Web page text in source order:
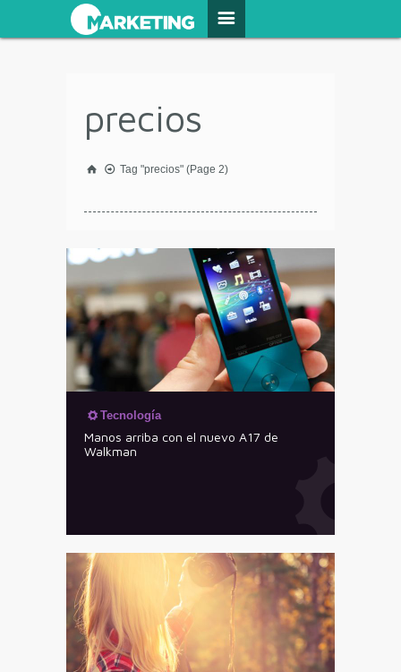
precios
Tag "precios"(Page 2)
Tecnología
Manos arriba con el nuevo A17 de
Walkman